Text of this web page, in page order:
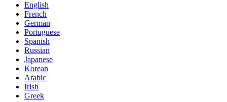
English
French
German
Portuguese
Spanish
Russian
Japanese
Korean
Arabic
Irish
Greek